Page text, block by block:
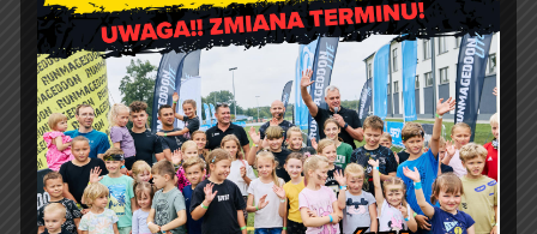
98 – 332 Rząśnia
e-doręczenia:AE:PL-57726-56911-GBSAJ-23
adres email:gmina@rzasnia.pl
tel. 44 631-71-22 (biuro podawcze)
Godziny otwarcia Urzędu: